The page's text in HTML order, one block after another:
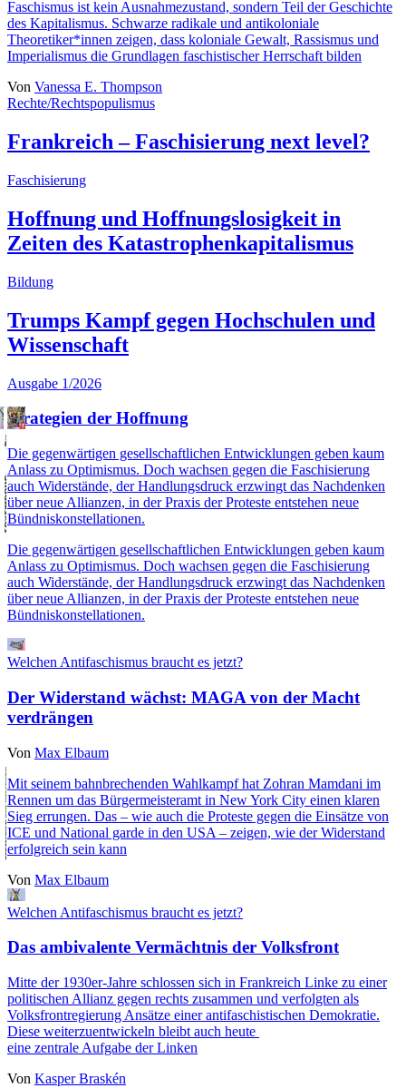
Faschismus ist kein Ausnahmezustand, sondern Teil der Geschichte
des Kapitalismus. Schwarze radikale und antikoloniale
Theoretiker*innen zeigen, dass koloniale Gewalt, Rassismus und
Imperialismus die Grundlagen faschistischer Herrschaft bilden
Von Vanessa E. Thompson
Rechte/Rechtspopulismus
Frankreich – Faschisierung next level?
Faschisierung
Hoffnung und Hoffnungslosigkeit in
Zeiten des Katastrophenkapitalismus
Bildung
Trumps Kampf gegen Hochschulen und
Wissenschaft
Ausgabe 1/2026
Strategien der Hoffnung
Die gegenwärtigen gesellschaftlichen Entwicklungen geben kaum
Anlass zu Optimismus. Doch wachsen gegen die Faschisierung
auch Widerstände, der Handlungsdruck erzwingt das Nachdenken
über neue Allianzen, in der Praxis der Proteste entstehen neue
Bündniskonstellationen.
Die gegenwärtigen gesellschaftlichen Entwicklungen geben kaum
Anlass zu Optimismus. Doch wachsen gegen die Faschisierung
auch Widerstände, der Handlungsdruck erzwingt das Nachdenken
über neue Allianzen, in der Praxis der Proteste entstehen neue
Bündniskonstellationen.
Welchen Antifaschismus braucht es jetzt?
Der Widerstand wächst: MAGA von der Macht
verdrängen
Von Max Elbaum
Mit seinem bahnbrechenden Wahlkampf hat Zohran Mamdani im
Rennen um das Bürgermeisteramt in New York City einen klaren
Sieg errungen. Das – wie auch die Proteste gegen die Einsätze von
ICE und National garde in den USA – zeigen, wie der Widerstand
erfolgreich sein kann
Von Max Elbaum
Welchen Antifaschismus braucht es jetzt?
Das ambivalente Vermächtnis der Volksfront
Mitte der 1930er-Jahre schlossen sich in Frankreich Linke zu einer
politischen Allianz gegen rechts zusammen und verfolgten als
Volksfrontregierung Ansätze einer antifaschistischen Demokratie.
Diese weiterzuentwickeln bleibt auch heute
eine zentrale Aufgabe der Linken
Von Kasper Braskén